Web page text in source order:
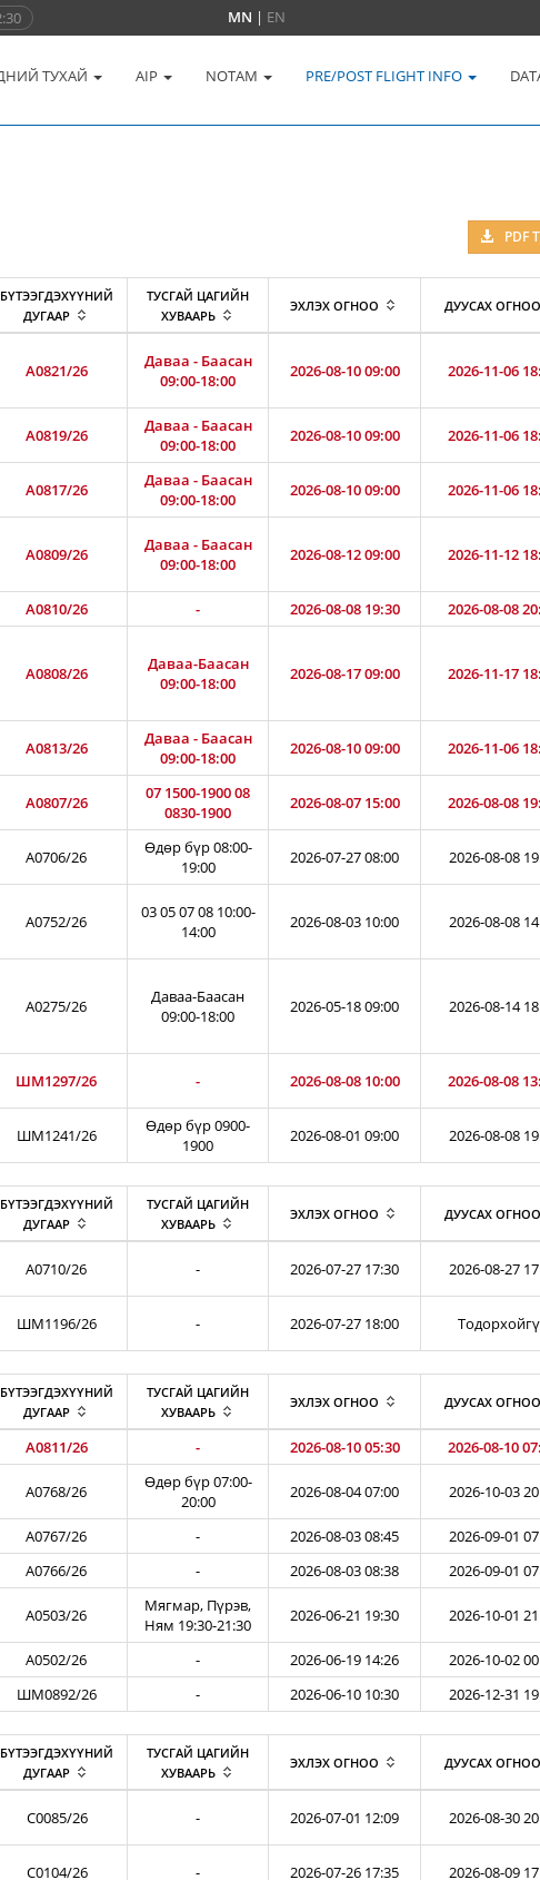
MN | EN
ТУХАЙ AIP NOTAM PRE/POST FLIGHT INFO
PDF
БҮТЭЭГДЭХҮҮНИЙ
ДУГААР
ТУСГАЙ ЦАГИЙН
ХУВААРЬ
ЭХЛЭХ ОГНОО ДУУСАХ ОГНОО
A0821/26
Даваа - Баасан
09:00-18:00
2026-08-10 09:00 2026-11-06
A0819/26
Даваа - Баасан
09:00-18:00
2026-08-10 09:00 2026-11-06
A0817/26
Даваа - Баасан
09:00-18:00
2026-08-10 09:00 2026-11-06
A0809/26
Даваа - Баасан
09:00-18:00
2026-08-12 09:00 2026-11-12
A0810/26 - 2026-08-08 19:30 2026-08-08
A0808/26
Даваа-Баасан
09:00-18:00
2026-08-17 09:00 2026-11-17
A0813/26
Даваа - Баасан
09:00-18:00
2026-08-10 09:00 2026-11-06
A0807/26
07 1500-1900 08
0830-1900
2026-08-07 15:00 2026-08-08
A0706/26
Өдөр бүр 08:00-
19:00
2026-07-27 08:00 2026-08-08
A0752/26
03 05 07 08 10:00-
14:00
2026-08-03 10:00 2026-08-08
A0275/26
Даваа-Баасан
09:00-18:00
2026-05-18 09:00 2026-08-14
ШМ1297/26 - 2026-08-08 10:00 2026-08-08
ШМ1241/26
Өдөр бүр 0900-
1900
2026-08-01 09:00
2026-08-08
БҮТЭЭГДЭХҮҮНИЙ
ДУГААР
ТУСГАЙ ЦАГИЙН
ХУВААРЬ
ЭХЛЭХ ОГНОО ДУУСАХ ОГНОО
A0710/26 - 2026-07-27 17:30 2026-08-27
ШМ1196/26 - 2026-07-27 18:00
БҮТЭЭГДЭХҮҮНИЙ
ДУГААР
ТУСГАЙ ЦАГИЙН
ХУВААРЬ
ЭХЛЭХ ОГНОО ДУУСАХ ОГНОО
A0811/26 - 2026-08-10 05:30 2026-08-10
A0768/26
Өдөр бүр 07:00-
20:00
2026-08-04 07:00 2026-10-03
A0767/26 - 2026-08-03 08:45
2026-09-01
A0766/26 - 2026-08-03 08:38 2026-09-01
A0503/26
Мягмар, Пүрэв,
Ням 19:30-21:30
2026-06-21 19:30 2026-10-01
A0502/26 - 2026-06-19 14:26
2026-10-02
ШМ0892/26 - 2026-06-10 10:30
2026-12-31
БҮТЭЭГДЭХҮҮНИЙ
ДУГААР
ТУСГАЙ ЦАГИЙН
ХУВААРЬ
ЭХЛЭХ ОГНОО ДУУСАХ ОГНОО
C0085/26 - 2026-07-01 12:09 2026-08-30
C0104/26 - 2026-07-26 17:35 2026-08-09